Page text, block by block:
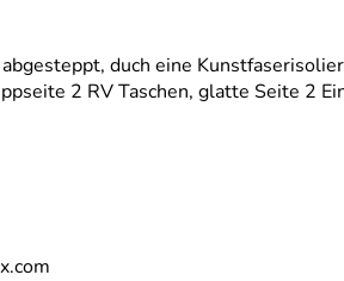
duch eine
2 RV Taschen, glatte Seite 2